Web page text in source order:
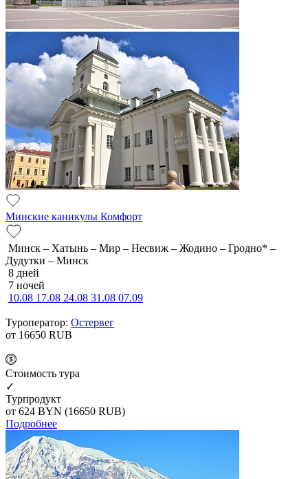
Минские каникулы Комфорт
Минск – Хатынь – Мир – Несвиж – Жодино – Гродно* –
Дудутки – Минск
8 дней
7 ночей
10.08 17.08 24.08 31.08 07.09
Туроператор: Остервег
от 16650 RUB
Cтоимость тура
✓
Турпродукт
от 624 BYN (16650 RUB)
Подробнее